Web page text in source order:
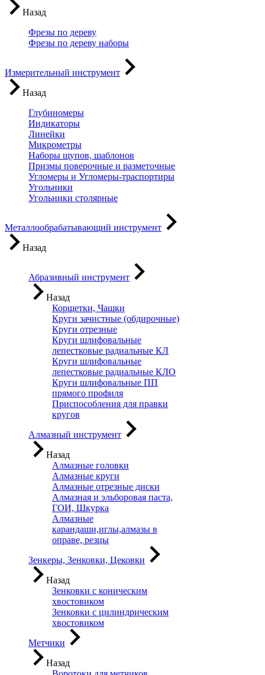
Назад
Фрезы по дереву
Фрезы по дереву наборы
Измерительный инструмент
Назад
Глубиномеры
Индикаторы
Линейки
Микрометры
Наборы щупов, шаблонов
Призмы поверочные и разметочные
Угломеры и Угломеры-траспортиры
Угольники
Угольники столярные
Металлообрабатывающий инструмент
Назад
Абразивный инструмент
Назад
Корщетки, Чашки
Круги зачистные (обдирочные)
Круги отрезные
Круги шлифовальные
лепестковые радиальные КЛ
Круги шлифовальные
лепестковые радиальные КЛО
Круги шлифовальные ПП
прямого профиля
Приспособления для правки
кругов
Алмазный инструмент
Назад
Алмазные головки
Алмазные круги
Алмазные отрезные диски
Алмазная и эльборовая паста,
ГОИ, Шкурка
Алмазные
карандаши,иглы,алмазы в
оправе, резцы
Зенкеры, Зенковки, Цековки
Назад
Зенковки с коническим
хвостовиком
Зенковки с цилиндрическим
хвостовиком
Метчики
Назад